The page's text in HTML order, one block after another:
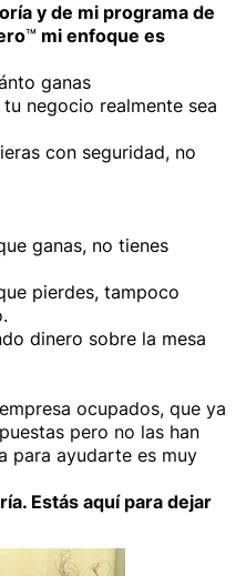
y de mi programa de
™ mi enfoque es
ganas
negocio realmente sea
con seguridad, no
ganas, no tienes
pierdes, tampoco
dinero sobre la mesa
ocupados, que ya
pero no las han
para ayudarte es muy
Estás aquí para dejar